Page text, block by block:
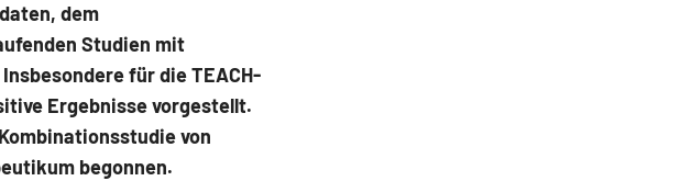
dem
Studien mit
für die TEACH-
Ergebnisse vorgestellt.
von
begonnen.